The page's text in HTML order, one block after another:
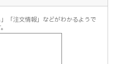
「注文情報」などがわかるようで